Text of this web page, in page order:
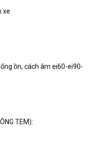
xe
ồn, cách âm ei60-ei90-
TEM):